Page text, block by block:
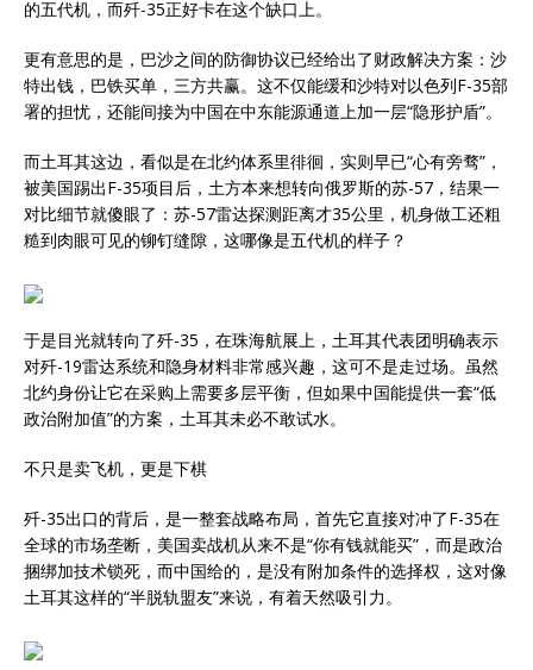
的五代机，而歼-35正好卡在这个缺口上。
更有意思的是，巴沙之间的防御协议已经给出了财政解决方案：沙
特出钱，巴铁买单，三方共赢。这不仅能缓和沙特对以色列F-35部
署的担忧，还能间接为中国在中东能源通道上加一层“隐形护盾”。
而土耳其这边，看似是在北约体系里徘徊，实则早已“心有旁骛”，
被美国踢出F-35项目后，土方本来想转向俄罗斯的苏-57，结果一
对比细节就傻眼了：苏-57雷达探测距离才35公里，机身做工还粗
糙到肉眼可见的铆钉缝隙，这哪像是五代机的样子？
于是目光就转向了歼-35，在珠海航展上，土耳其代表团明确表示
对歼-19雷达系统和隐身材料非常感兴趣，这可不是走过场。虽然
北约身份让它在采购上需要多层平衡，但如果中国能提供一套“低
政治附加值”的方案，土耳其未必不敢试水。
不只是卖飞机，更是下棋
歼-35出口的背后，是一整套战略布局，首先它直接对冲了F-35在
全球的市场垄断，美国卖战机从来不是“你有钱就能买”，而是政治
捆绑加技术锁死，而中国给的，是没有附加条件的选择权，这对像
土耳其这样的“半脱轨盟友”来说，有着天然吸引力。